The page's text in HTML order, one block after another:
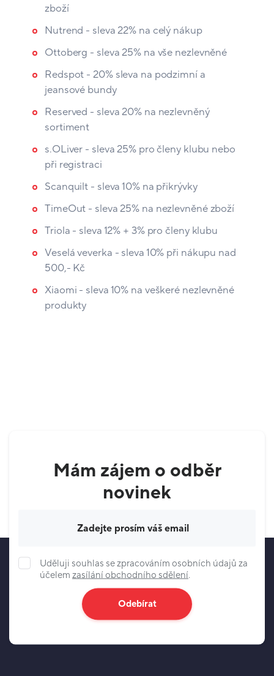
zboží
Nutrend - sleva 22% na celý nákup
Ottoberg - sleva 25% na vše nezlevněné
Redspot - 20% sleva na podzimní a
jeansové bundy
Reserved - sleva 20% na nezlevněný
sortiment
s.OLiver - sleva 25% pro členy klubu nebo
při registraci
Scanquilt - sleva 10% na přikrývky
TimeOut - sleva 25% na nezlevněné zboží
Triola - sleva 12% + 3% pro členy klubu
Veselá veverka - sleva 10% při nákupu nad
500,- Kč
Xiaomi - sleva 10% na veškeré nezlevněné
produkty
Mám zájem o odběr
novinek
Uděluji souhlas se zpracováním osobních údajů za
účelem zasílání obchodního sdělení.
Odebírat